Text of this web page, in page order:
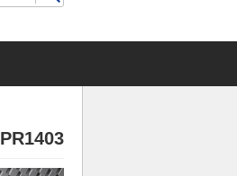
PR1403